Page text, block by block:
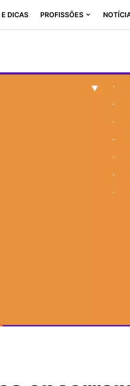
DICAS PROFISSÕES